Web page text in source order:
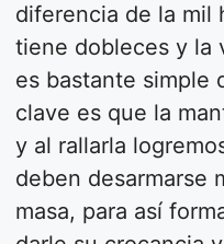
diferencia de la mil
tiene dobleces y la
es bastante simple
clave es que la
y al rallarla
deben desarmarse
masa, para así